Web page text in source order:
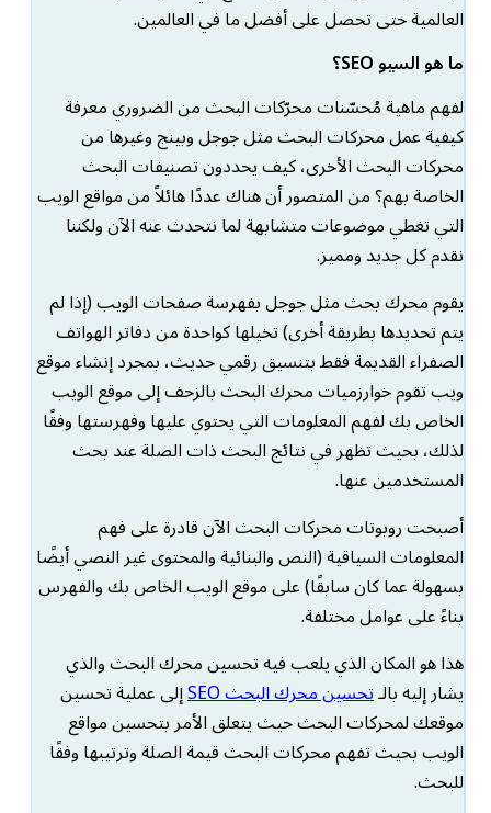
العالمية حتى تحصل على أفضل ما في العالمين.
ما هو السيو SEO؟
لفهم ماهية مُحسّنات محرّكات البحث من الضروري معرفة
كيفية عمل محركات البحث مثل جوجل وبينج وغيرها من
محركات البحث الأخرى، كيف يحددون تصنيفات البحث
الخاصة بهم؟ من المتصور أن هناك عددًا هائلاً من مواقع الويب
التي تغطي موضوعات متشابهة لما نتحدث عنه الآن ولكننا
نقدم كل جديد ومميز.
يقوم محرك بحث مثل جوجل بفهرسة صفحات الويب (إذا لم
يتم تحديدها بطريقة أخرى) تخيلها كواحدة من دفاتر الهواتف
الصفراء القديمة فقط بتنسيق رقمي حديث، بمجرد إنشاء موقع
ويب تقوم خوارزميات محرك البحث بالزحف إلى موقع الويب
الخاص بك لفهم المعلومات التي يحتوي عليها وفهرستها وفقًا
لذلك، بحيث تظهر في نتائج البحث ذات الصلة عند بحث
المستخدمين عنها.
أصبحت روبوتات محركات البحث الآن قادرة على فهم
المعلومات السياقية (النص والبنائية والمحتوى غير النصي أيضًا
بسهولة عما كان سابقًا) على موقع الويب الخاص بك والفهرس
بناءً على عوامل مختلفة.
هذا هو المكان الذي يلعب فيه تحسين محرك البحث والذي
يشار إليه بالـتحسين محرك البحث SEO إلى عملية تحسين
موقعك لمحركات البحث حيث يتعلق الأمر بتحسين مواقع
الويب بحيث تفهم محركات البحث قيمة الصلة وترتيبها وفقًا
للبحث.